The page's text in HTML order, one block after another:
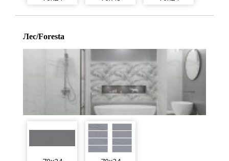
Лес/Foresta